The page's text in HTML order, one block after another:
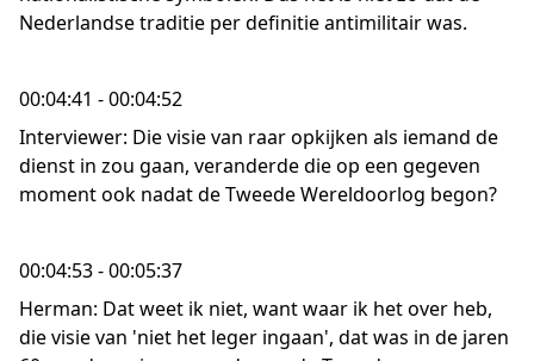
Nederlandse traditie per definitie antimilitair was.
00:04:41 - 00:04:52
Interviewer: Die visie van raar opkijken als iemand de
dienst in zou gaan, veranderde die op een gegeven
moment ook nadat de Tweede Wereldoorlog begon?
00:04:53 - 00:05:37
Herman: Dat weet ik niet, want waar ik het over heb,
die visie van 'niet het leger ingaan', dat was in de jaren